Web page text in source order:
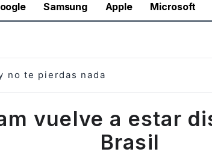
Samsung Apple Microsoft
no te pierdas nada
vuelve a estar
Brasil